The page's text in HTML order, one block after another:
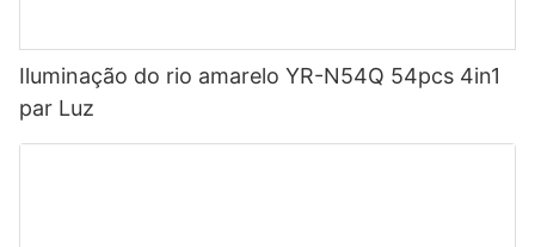
Iluminação do rio amarelo YR-N54Q 54pcs 4in1
par Luz